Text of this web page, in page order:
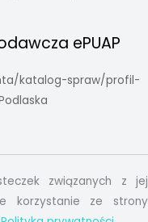
ePUAP
katalog-spraw/profil-
związanych z jej
korzystanie ze strony